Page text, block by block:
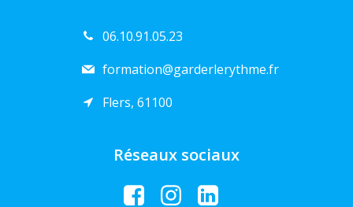
06.10.91.05.23
formation@garderlerythme.fr
Flers, 61100
Réseaux sociaux